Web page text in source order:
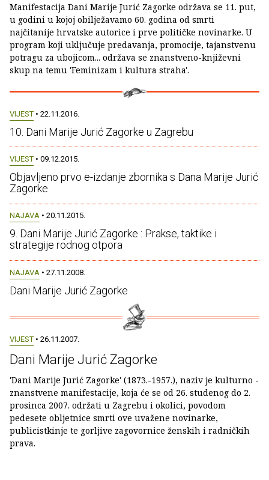
Manifestacija Dani Marije Jurić Zagorke održava se 11. put,
u godini u kojoj obilježavamo 60. godina od smrti
najčitanije hrvatske autorice i prve političke novinarke. U
program koji uključuje predavanja, promocije, tajanstvenu
potragu za ubojicom... održava se znanstveno-književni
skup na temu 'Feminizam i kultura straha'.
VIJEST • 22.11.2016.
10. Dani Marije Jurić Zagorke u Zagrebu
VIJEST • 09.12.2015.
Objavljeno prvo e-izdanje zbornika s Dana Marije Jurić
Zagorke
NAJAVA • 20.11.2015.
9. Dani Marije Jurić Zagorke : Prakse, taktike i
strategije rodnog otpora
NAJAVA • 27.11.2008.
Dani Marije Jurić Zagorke
VIJEST • 26.11.2007.
Dani Marije Jurić Zagorke
'Dani Marije Jurić Zagorke' (1873.-1957.), naziv je kulturno -
znanstvene manifestacije, koja će se od 26. studenog do 2.
prosinca 2007. održati u Zagrebu i okolici, povodom
pedesete obljetnice smrti ove uvažene novinarke,
publicistkinje te gorljive zagovornice ženskih i radničkih
prava.